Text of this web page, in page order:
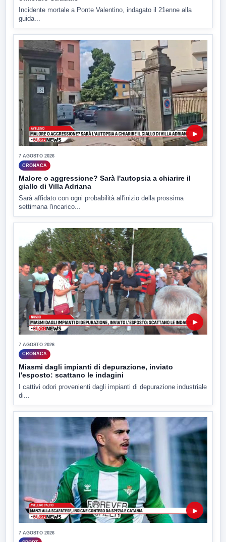
Incidente mortale a Ponte Valentino, indagato il 21enne alla
guida...
▶
7 AGOSTO 2026
CRONACA
Malore o aggressione? Sarà l'autopsia a chiarire il
giallo di Villa Adriana
Sarà affidato con ogni probabilità all'inizio della prossima
settimana l'incarico...
▶
7 AGOSTO 2026
CRONACA
Miasmi dagli impianti di depurazione, inviato
l'esposto: scattano le indagini
I cattivi odori provenienti dagli impianti di depurazione industriale
di...
▶
7 AGOSTO 2026